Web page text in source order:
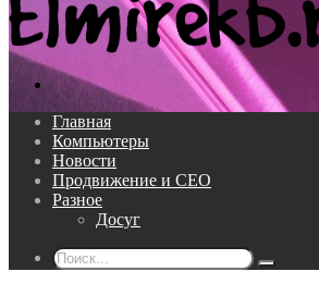
Поиск...
Главная
Компьютеры
Новости
Продвижение и СЕО
Разное
Досуг
Поиск...